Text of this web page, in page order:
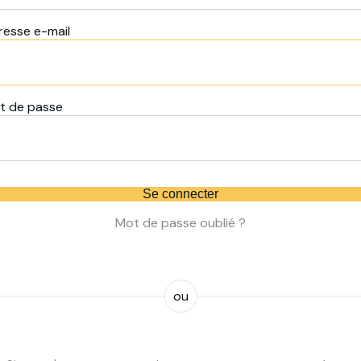
e-mail
de passe
Se connecter
Mot de passe oublié ?
ou